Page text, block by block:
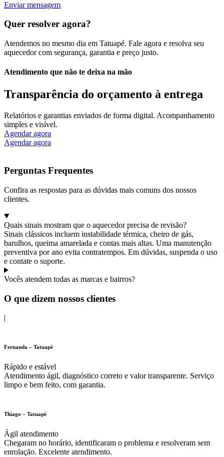
Enviar mensagem
Quer resolver agora?
Atendemos no mesmo dia em Tatuapé. Fale agora e resolva seu
aquecedor com segurança, garantia e preço justo.
Atendimento que não te deixa na mão
Transparência do orçamento à entrega
Relatórios e garantias enviados de forma digital. Acompanhamento
simples e visível.
Agendar agora
Agendar agora
Perguntas Frequentes
Confira as respostas para as dúvidas mais comuns dos nossos
clientes.
Quais sinais mostram que o aquecedor precisa de revisão?
Sinais clássicos incluem instabilidade térmica, cheiro de gás,
barulhos, queima amarelada e contas mais altas. Uma manutenção
preventiva por ano evita contratempos. Em dúvidas, suspenda o uso
e contate o suporte.
Vocês atendem todas as marcas e bairros?
O que dizem nossos clientes
|
Fernanda – Tatuapé
Rápido e estável
Atendimento ágil, diagnóstico correto e valor transparente. Serviço
limpo e bem feito, com garantia.
Thiago – Tatuapé
Ágil atendimento
Chegaram no horário, identificaram o problema e resolveram sem
enrolação. Excelente atendimento.